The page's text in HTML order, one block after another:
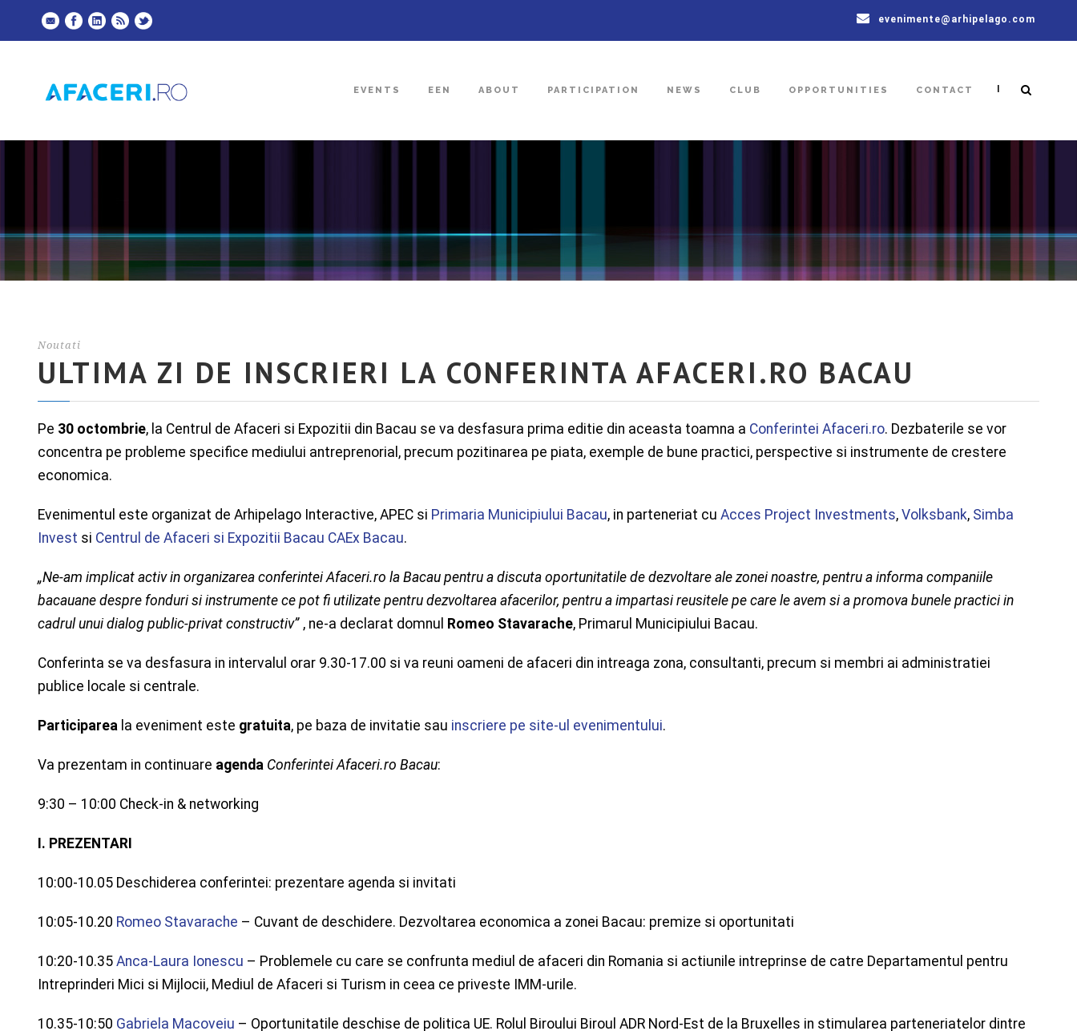
evenimente@arhipelago.com
EVENTS EEN ABOUT PARTICIPATION NEWS CLUB OPPORTUNITIES CONTACT |
Noutati
ULTIMA ZI DE INSCRIERI LA CONFERINTA AFACERI.RO BACAU
Pe 30 octombrie, la Centrul de Afaceri si Expozitii din Bacau se va desfasura prima editie din aceasta toamna a Conferintei Afaceri.ro. Dezbaterile se vor
concentra pe probleme specifice mediului antreprenorial, precum pozitinarea pe piata, exemple de bune practici, perspective si instrumente de crestere
economica.
Evenimentul este organizat de Arhipelago Interactive, APEC si Primaria Municipiului Bacau, in parteneriat cu Acces Project Investments, Volksbank, Simba
Invest si Centrul de Afaceri si Expozitii Bacau CAEx Bacau.
„Ne-am implicat activ in organizarea conferintei Afaceri.ro la Bacau pentru a discuta oportunitatile de dezvoltare ale zonei noastre, pentru a informa companiile
bacauane despre fonduri si instrumente ce pot fi utilizate pentru dezvoltarea afacerilor, pentru a impartasi reusitele pe care le avem si a promova bunele practici in
cadrul unui dialog public-privat constructiv” , ne-a declarat domnul Romeo Stavarache, Primarul Municipiului Bacau.
Conferinta se va desfasura in intervalul orar 9.30-17.00 si va reuni oameni de afaceri din intreaga zona, consultanti, precum si membri ai administratiei
publice locale si centrale.
Participarea la eveniment este gratuita, pe baza de invitatie sau inscriere pe site-ul evenimentului.
Va prezentam in continuare agenda Conferintei Afaceri.ro Bacau:
9:30 – 10:00 Check-in & networking
I. PREZENTARI
10:00-10.05 Deschiderea conferintei: prezentare agenda si invitati
10:05-10.20 Romeo Stavarache – Cuvant de deschidere. Dezvoltarea economica a zonei Bacau: premize si oportunitati
10:20-10.35 Anca-Laura Ionescu – Problemele cu care se confrunta mediul de afaceri din Romania si actiunile intreprinse de catre Departamentul pentru
Intreprinderi Mici si Mijlocii, Mediul de Afaceri si Turism in ceea ce priveste IMM-urile.
10.35-10:50 Gabriela Macoveiu – Oportunitatile deschise de politica UE. Rolul Biroului Biroul ADR Nord-Est de la Bruxelles in stimularea parteneriatelor dintre